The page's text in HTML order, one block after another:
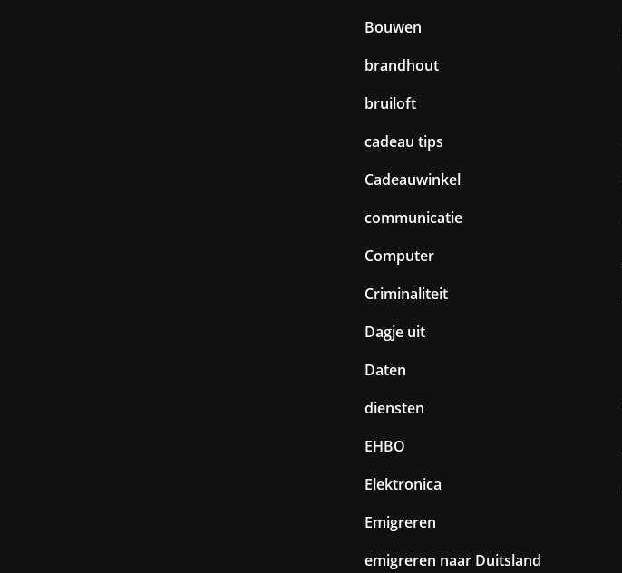
Bouwen
brandhout
bruiloft
cadeau tips
Cadeauwinkel
communicatie
Computer
Criminaliteit
Dagje uit
Daten
diensten
EHBO
Elektronica
Emigreren
emigreren naar Duitsland